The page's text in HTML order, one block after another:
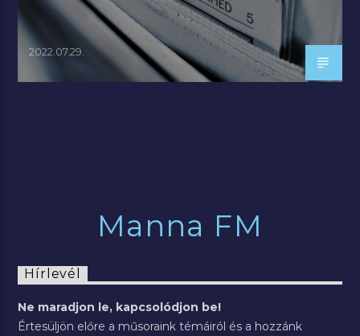
2022.07.29.
Manna FM
Hírlevél
Ne maradjon le, kapcsolódjon be!
Értesüljön előre a műsoraink témáiról és a hozzánk